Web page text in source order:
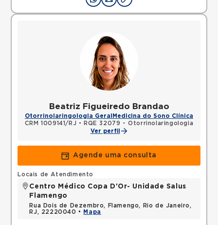
Beatriz Figueiredo Brandao
Otorrinolaringologia Geral Medicina do Sono Clínica
CRM 1009141/RJ •
RQE 32079 - Otorrinolaringologia
Ver perfil
Agende uma consulta
Locais de Atendimento
Centro Médico Copa D'Or- Unidade Salus
Flamengo
Rua Dois de Dezembro, Flamengo, Rio de Janeiro,
RJ, 22220040 •
Mapa